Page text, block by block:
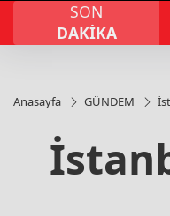
SON
DAKİKA
Anasayfa GÜNDEM